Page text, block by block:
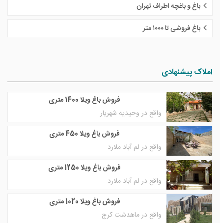
باغ و باغچه اطراف تهران
باغ فروشی تا ١٠٠٠ متر
املاک پیشنهادی
فروش باغ ویلا 1400 متری
واقع در وحیدیه شهریار
فروش باغ ویلا 450 متری
واقع در لم آباد ملارد
فروش باغ ویلا 1250 متری
واقع در لم آباد ملارد
فروش باغ ویلا 1020 متری
واقع در ماهدشت کرج